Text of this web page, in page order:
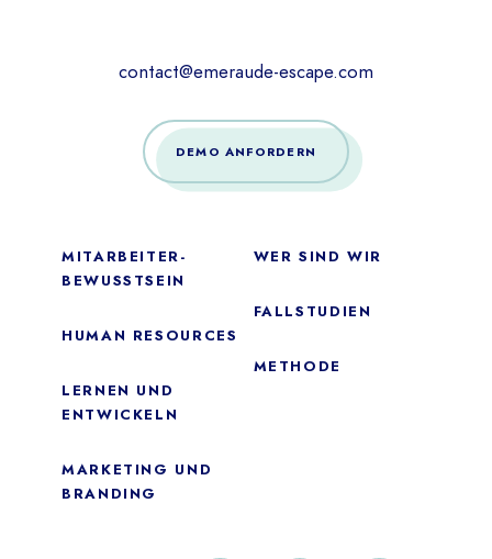
contact@emeraude-escape.com
DEMO ANFORDERN
MITARBEITER-
BEWUSSTSEIN
HUMAN RESOURCES
LERNEN UND
ENTWICKELN
MARKETING UND
BRANDING
WER SIND WIR
FALLSTUDIEN
METHODE
Wesentliches
Diese Cookies sind für das ordnungsgemäße Funktionieren der